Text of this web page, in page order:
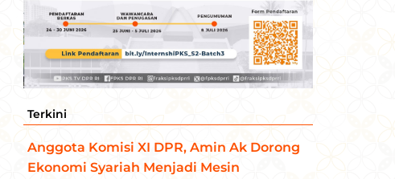
Terkini
Anggota Komisi XI DPR, Amin Ak Dorong
Ekonomi Syariah Menjadi Mesin